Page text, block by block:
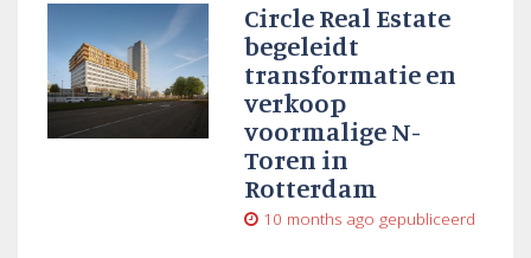
Circle Real Estate
begeleidt
transformatie en
verkoop
voormalige N-
Toren in
Rotterdam
10 months ago gepubliceerd